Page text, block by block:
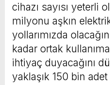
cihazı sayısı yeterli
milyonu aşkın
yollarımızda
kadar ortak
ihtiyaç duyacağını
yaklaşık 150 bin